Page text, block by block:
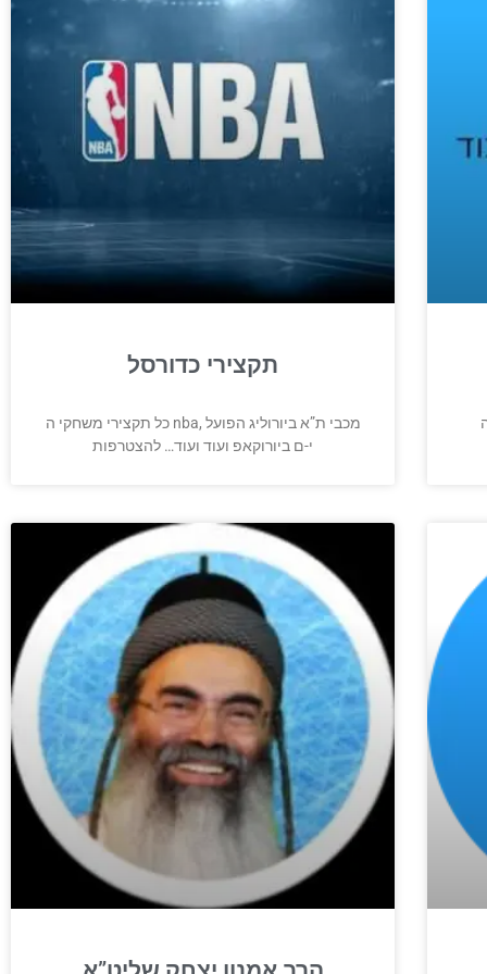
תקצירי כדורסל
כל תקצירי משחקי ה nba, מכבי ת”א ביורוליג הפועל
י-ם ביורוקאפ ועוד ועוד… להצטרפות